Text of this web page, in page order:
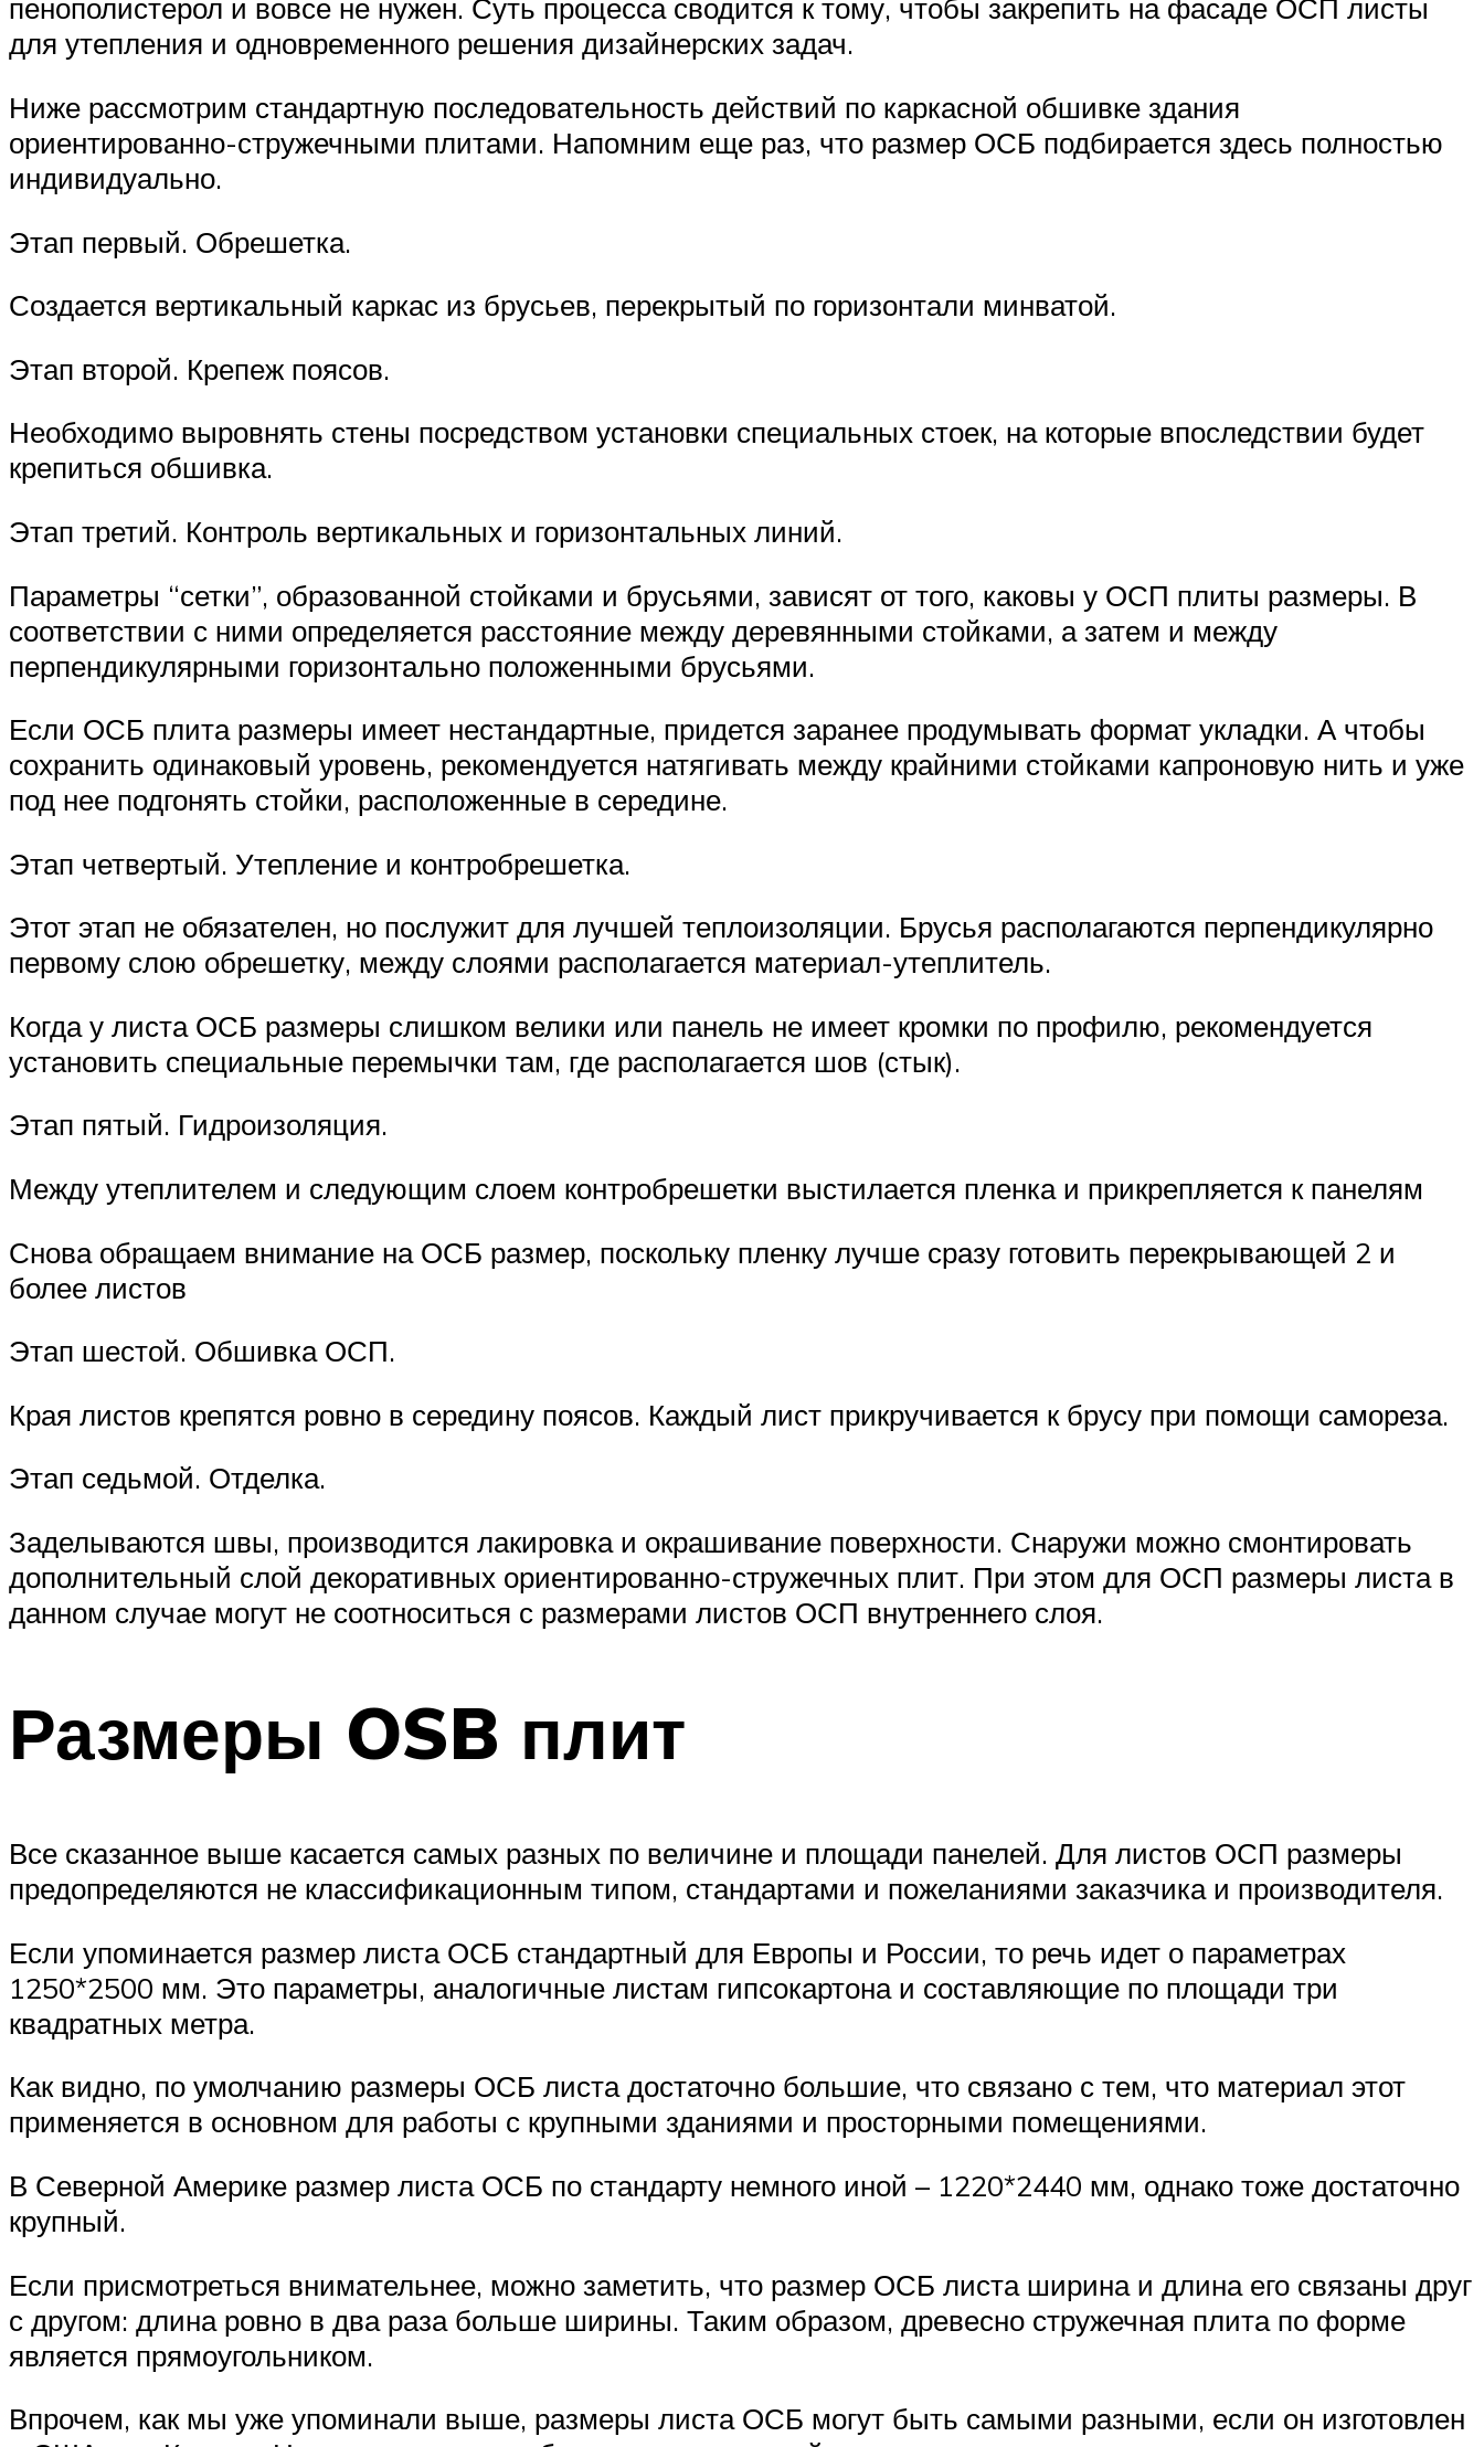
пенополистерол и вовсе не нужен. Суть процесса сводится к тому, чтобы закрепить на фасаде ОСП листы
для утепления и одновременного решения дизайнерских задач.
Ниже рассмотрим стандартную последовательность действий по каркасной обшивке здания
ориентированно-стружечными плитами. Напомним еще раз, что размер ОСБ подбирается здесь полностью
индивидуально.
Этап первый. Обрешетка.
Создается вертикальный каркас из брусьев, перекрытый по горизонтали минватой.
Этап второй. Крепеж поясов.
Необходимо выровнять стены посредством установки специальных стоек, на которые впоследствии будет
крепиться обшивка.
Этап третий. Контроль вертикальных и горизонтальных линий.
Параметры “сетки”, образованной стойками и брусьями, зависят от того, каковы у ОСП плиты размеры. В
соответствии с ними определяется расстояние между деревянными стойками, а затем и между
перпендикулярными горизонтально положенными брусьями.
Если ОСБ плита размеры имеет нестандартные, придется заранее продумывать формат укладки. А чтобы
сохранить одинаковый уровень, рекомендуется натягивать между крайними стойками капроновую нить и уже
под нее подгонять стойки, расположенные в середине.
Этап четвертый. Утепление и контробрешетка.
Этот этап не обязателен, но послужит для лучшей теплоизоляции. Брусья располагаются перпендикулярно
первому слою обрешетку, между слоями располагается материал-утеплитель.
Когда у листа ОСБ размеры слишком велики или панель не имеет кромки по профилю, рекомендуется
установить специальные перемычки там, где располагается шов (стык).
Этап пятый. Гидроизоляция.
Между утеплителем и следующим слоем контробрешетки выстилается пленка и прикрепляется к панелям
Снова обращаем внимание на ОСБ размер, поскольку пленку лучше сразу готовить перекрывающей 2 и
более листов
Этап шестой. Обшивка ОСП.
Края листов крепятся ровно в середину поясов. Каждый лист прикручивается к брусу при помощи самореза.
Этап седьмой. Отделка.
Заделываются швы, производится лакировка и окрашивание поверхности. Снаружи можно смонтировать
дополнительный слой декоративных ориентированно-стружечных плит. При этом для ОСП размеры листа в
данном случае могут не соотноситься с размерами листов ОСП внутреннего слоя.
Размеры OSB плит
Все сказанное выше касается самых разных по величине и площади панелей. Для листов ОСП размеры
предопределяются не классификационным типом, стандартами и пожеланиями заказчика и производителя.
Если упоминается размер листа ОСБ стандартный для Европы и России, то речь идет о параметрах
1250*2500 мм. Это параметры, аналогичные листам гипсокартона и составляющие по площади три
квадратных метра.
Как видно, по умолчанию размеры ОСБ листа достаточно большие, что связано с тем, что материал этот
применяется в основном для работы с крупными зданиями и просторными помещениями.
В Северной Америке размер листа ОСБ по стандарту немного иной – 1220*2440 мм, однако тоже достаточно
крупный.
Если присмотреться внимательнее, можно заметить, что размер ОСБ листа ширина и длина его связаны друг
с другом: длина ровно в два раза больше ширины. Таким образом, древесно стружечная плита по форме
является прямоугольником.
Впрочем, как мы уже упоминали выше, размеры листа ОСБ могут быть самыми разными, если он изготовлен